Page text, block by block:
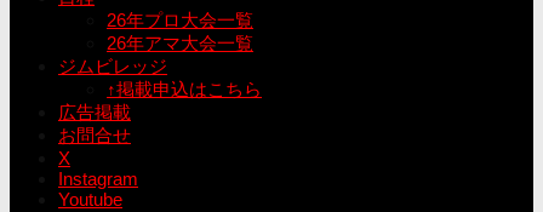
26年プロ大会一覧
26年アマ大会一覧
ジムビレッジ
↑掲載申込はこちら
広告掲載
お問合せ
X
Instagram
Youtube